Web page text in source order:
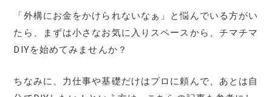
「外構にお金をかけられないなぁ」と悩んでいる方がい
たら、まずは小さなお気に入りスペースから、チマチマ
DIYを始めてみませんか？
ちなみに、力仕事や基礎だけはプロに頼んで、あとは自